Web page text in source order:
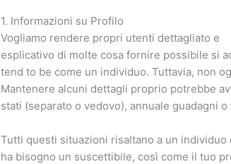
1. Informazioni su Profilo
Vogliamo rendere propri utenti dettagliato e
esplicativo di molte cosa fornire possibile si
tend to be come un individuo. Tuttavia, non
Mantenere alcuni dettagli proprio potrebbe
stati (separato o vedovo), annuale guadagni
Tutti questi situazioni risaltano a un individuo
ha bisogno un suscettibile, così come il tuo